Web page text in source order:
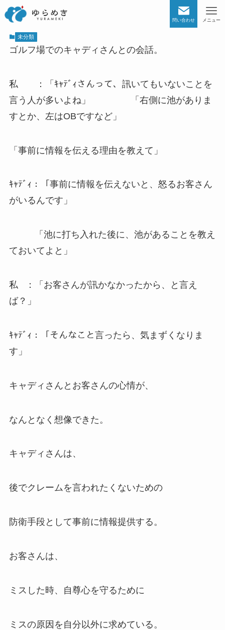
問い合わせ メニュー
未分類
ゴルフ場でのキャディさんとの会話。
私 ：「ｷｬﾃﾞｨさんって、訊いてもいないことを
言う人が多いよね」 「右側に池がありま
すとか、左はOBですなど」
「事前に情報を伝える理由を教えて」
ｷｬﾃﾞｨ：「事前に情報を伝えないと、怒るお客さん
がいるんです」
「池に打ち入れた後に、池があることを教え
ておいてよと」
私 ：「お客さんが訊かなかったから、と言え
ば？」
ｷｬﾃﾞｨ：「そんなこと言ったら、気まずくなりま
す」
キャディさんとお客さんの心情が、
なんとなく想像できた。
キャディさんは、
後でクレームを言われたくないための
防衛手段として事前に情報提供する。
お客さんは、
ミスした時、自尊心を守るために
ミスの原因を自分以外に求めている。